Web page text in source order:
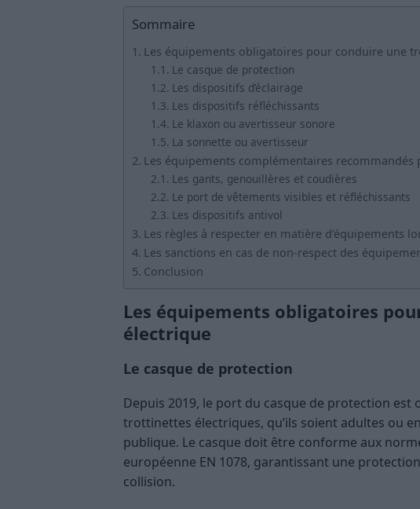
Sommaire
Les équipements obligatoires pour conduire une
Le casque de protection
Les dispositifs d’éclairage
Les dispositifs réfléchissants
Le klaxon ou avertisseur sonore
La sonnette ou avertisseur
Les équipements complémentaires recommandés
Les gants, genouillères et coudières
Le port de vêtements visibles et réfléchissants
Les dispositifs antivol
Les règles à respecter en matière d’équipements
Les sanctions en cas de non-respect des
Conclusion
Les équipements obligatoires
électrique
Le casque de protection
Depuis 2019, le port du casque de protection
trottinettes électriques, qu’ils soient adultes ou
publique. Le casque doit être conforme aux
européenne EN 1078, garantissant une
collision.